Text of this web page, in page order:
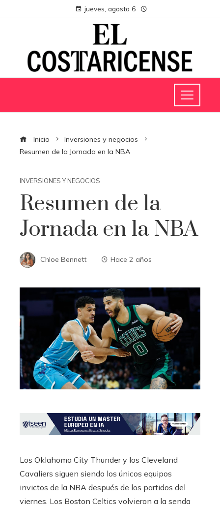
jueves, agosto 6
Inicio
Inversiones y negocios
Resumen de la Jornada en la NBA
INVERSIONES Y NEGOCIOS
Resumen de la
Jornada en la NBA
Chloe Bennett Hace 2 años
Los Oklahoma City Thunder y los Cleveland
Cavaliers siguen siendo los únicos equipos
invictos de la NBA después de los partidos del
viernes. Los Boston Celtics volvieron a la senda